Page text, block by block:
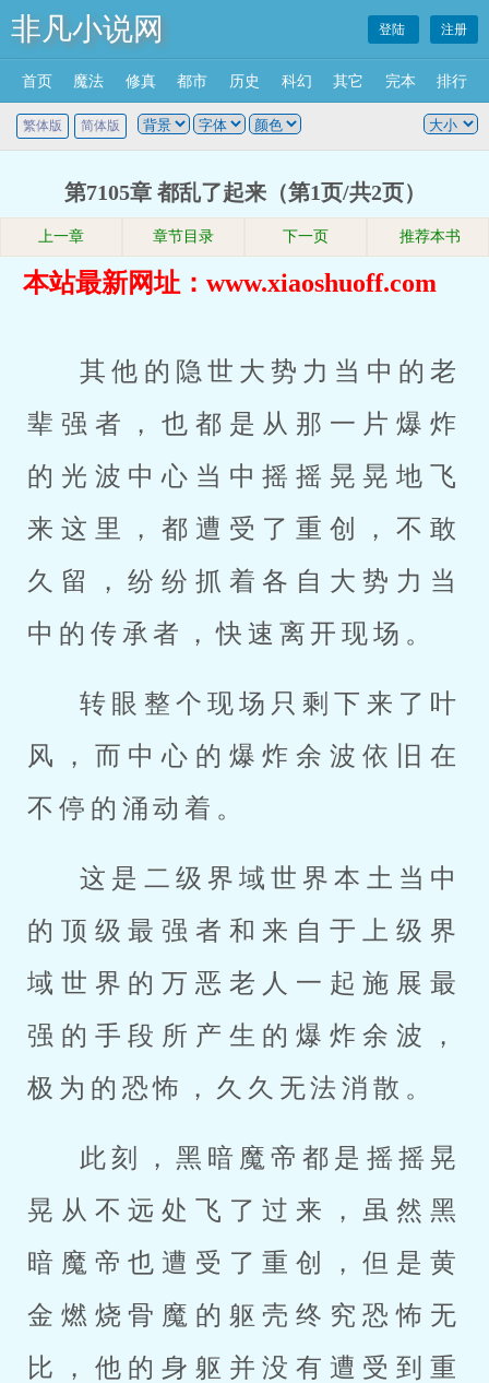
非凡小说网 登陆 注册
首页 魔法 修真 都市 历史 科幻 其它 完本 排行
繁体版 简体版
第7105章 都乱了起来（第1页/共2页）
上一章 章节目录 下一页 推荐本书
本站最新网址：www.xiaoshuoff.com
其他的隐世大势力当中的老
辈强者，也都是从那一片爆炸
的光波中心当中摇摇晃晃地飞
来这里，都遭受了重创，不敢
久留，纷纷抓着各自大势力当
中的传承者，快速离开现场。
转眼整个现场只剩下来了叶
风，而中心的爆炸余波依旧在
不停的涌动着。
这是二级界域世界本土当中
的顶级最强者和来自于上级界
域世界的万恶老人一起施展最
强的手段所产生的爆炸余波，
极为的恐怖，久久无法消散。
此刻，黑暗魔帝都是摇摇晃
晃从不远处飞了过来，虽然黑
暗魔帝也遭受了重创，但是黄
金燃烧骨魔的躯壳终究恐怖无
比，他的身躯并没有遭受到重